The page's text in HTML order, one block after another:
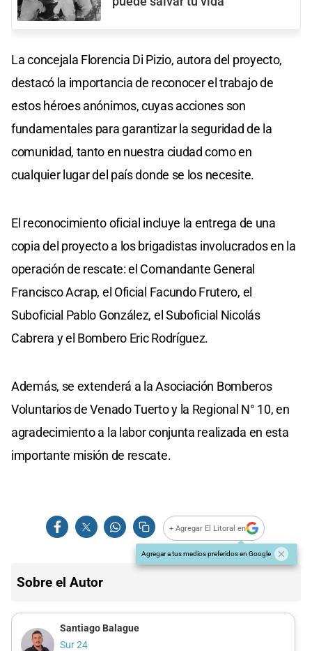
La concejala Florencia Di Pizio, autora del proyecto,
destacó la importancia de reconocer el trabajo de
estos héroes anónimos, cuyas acciones son
fundamentales para garantizar la seguridad de la
comunidad, tanto en nuestra ciudad como en
cualquier lugar del país donde se los necesite.
El reconocimiento oficial incluye la entrega de una
copia del proyecto a los brigadistas involucrados en la
operación de rescate: el Comandante General
Francisco Acrap, el Oficial Facundo Frutero, el
Suboficial Pablo González, el Suboficial Nicolás
Cabrera y el Bombero Eric Rodríguez.
Además, se extenderá a la Asociación Bomberos
Voluntarios de Venado Tuerto y la Regional N° 10, en
agradecimiento a la labor conjunta realizada en esta
importante misión de rescate.
+ Agregar El Litoral en
Agregar a tus medios preferidos en Google
Sobre el Autor
Santiago Balague
Sur 24